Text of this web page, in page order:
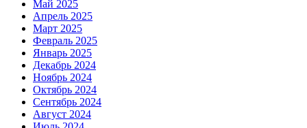
Май 2025
Апрель 2025
Март 2025
Февраль 2025
Январь 2025
Декабрь 2024
Ноябрь 2024
Октябрь 2024
Сентябрь 2024
Август 2024